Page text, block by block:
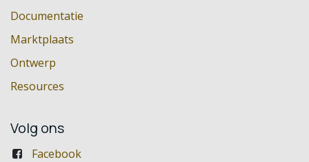
Documentatie
Marktplaats
Ontwerp
Resources
Volg ons
Facebook